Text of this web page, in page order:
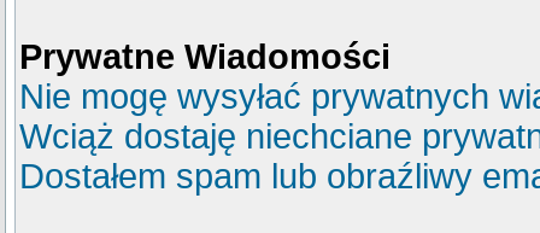
Prywatne Wiadomości
Nie mogę wysyłać prywatnych
Wciąż dostaję niechciane
Dostałem spam lub obraźliwy